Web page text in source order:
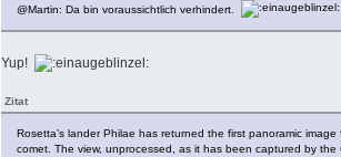
@Martin: Da bin voraussichtlich verhindert.
Yup!
Zitat
Rosetta’s lander Philae has returned the first panoramic
comet. The view, unprocessed, as it has been captured by the